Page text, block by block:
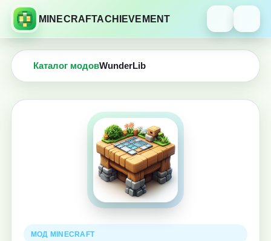
MINECRAFTACHIEVEMENT
Каталог модовWunderLib
МОД MINECRAFT